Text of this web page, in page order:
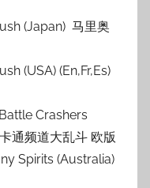
(Japan) 马里奥
(USA) (En,Fr,Es)
Crashers
通频道大乱斗 欧版
Spirits (Australia)